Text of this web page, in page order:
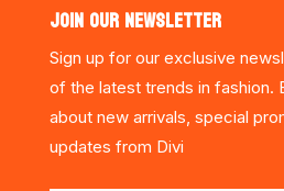
JOIN OUR NEWSLETTER
Sign up for our exclusive
of the latest trends in fashion.
about new arrivals, special
updates from Divi